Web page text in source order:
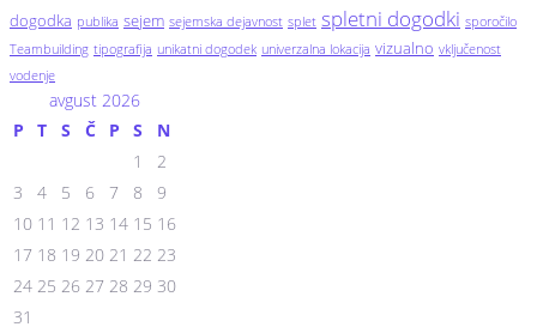
dogodka publika sejem sejemska dejavnost splet spletni dogodki sporočilo
Teambuilding tipografija unikatni dogodek univerzalna lokacija vizualno vključenost
vodenje
avgust 2026
P
T S Č P S
N
1
2
3
4 5 6 7 8
9
10 11 12 13 14 15 16
17 18 19 20 21 22 23
24 25 26 27 28 29 30
31